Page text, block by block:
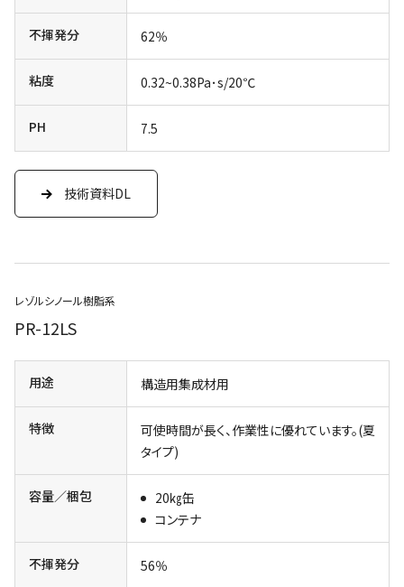
不揮発分 62％
粘度 0.32~0.38Pa･s/20℃
PH 7.5
技術資料DL
レゾルシノール樹脂系
PR-12LS
用途 構造用集成材用
特徴
可使時間が長く、作業性に優れています。(夏
タイプ)
容量／梱包
20㎏缶
コンテナ
不揮発分 56％